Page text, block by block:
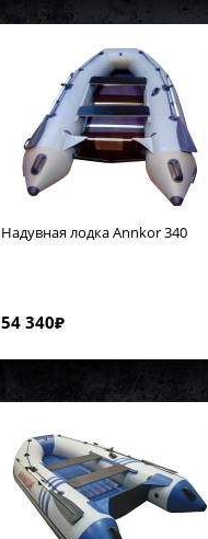
Надувная лодка Annkor 340
54 340₽